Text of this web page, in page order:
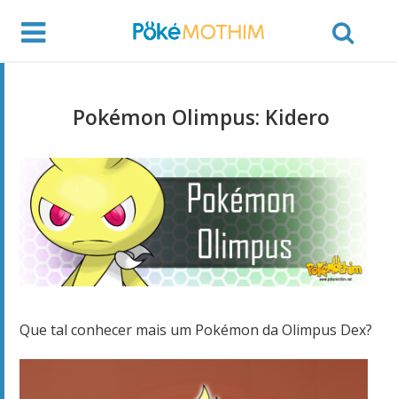
Pokémon Olimpus: Kidero
Que tal conhecer mais um Pokémon da Olimpus Dex?